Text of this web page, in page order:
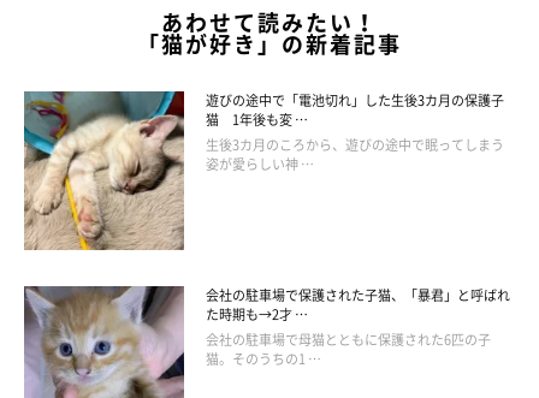
あわせて読みたい！
「猫が好き」の新着記事
遊びの途中で「電池切れ」した生後3カ月の保護子
猫 1年後も変 …
生後3カ月のころから、遊びの途中で眠ってしまう
姿が愛らしい神 …
会社の駐車場で保護された子猫、「暴君」と呼ばれ
た時期も→2才 …
会社の駐車場で母猫とともに保護された6匹の子
猫。そのうちの1 …